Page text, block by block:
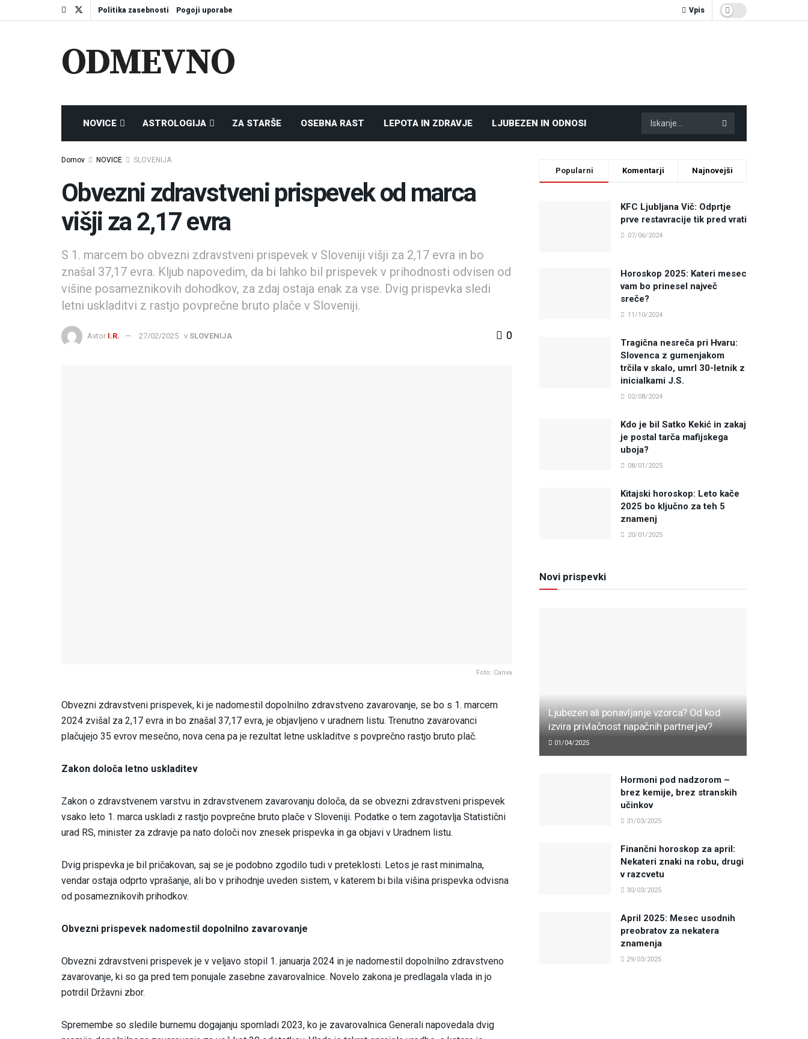
Politika zasebnosti Pogoji uporabe Vpis
ODMEVNO
NOVICE ASTROLOGIJA ZA STARŠE OSEBNA RAST LEPOTA IN ZDRAVJE LJUBEZEN IN ODNOSI
Domov NOVICE SLOVENIJA
Obvezni zdravstveni prispevek od marca
višji za 2,17 evra
S 1. marcem bo obvezni zdravstveni prispevek v Sloveniji višji za 2,17 evra in bo
znašal 37,17 evra. Kljub napovedim, da bi lahko bil prispevek v prihodnosti odvisen od
višine posameznikovih dohodkov, za zdaj ostaja enak za vse. Dvig prispevka sledi
letni uskladitvi z rastjo povprečne bruto plače v Sloveniji.
Avtor I.R. 27/02/2025 v SLOVENIJA 0
Foto: Canva
Obvezni zdravstveni prispevek, ki je nadomestil dopolnilno zdravstveno zavarovanje, se bo s 1. marcem
2024 zvišal za 2,17 evra in bo znašal 37,17 evra, je objavljeno v uradnem listu. Trenutno zavarovanci
plačujejo 35 evrov mesečno, nova cena pa je rezultat letne uskladitve s povprečno rastjo bruto plač.
Zakon določa letno uskladitev
Zakon o zdravstvenem varstvu in zdravstvenem zavarovanju določa, da se obvezni zdravstveni prispevek
vsako leto 1. marca uskladi z rastjo povprečne bruto plače v Sloveniji. Podatke o tem zagotavlja Statistični
urad RS, minister za zdravje pa nato določi nov znesek prispevka in ga objavi v Uradnem listu.
Dvig prispevka je bil pričakovan, saj se je podobno zgodilo tudi v preteklosti. Letos je rast minimalna,
vendar ostaja odprto vprašanje, ali bo v prihodnje uveden sistem, v katerem bi bila višina prispevka odvisna
od posameznikovih prihodkov.
Obvezni prispevek nadomestil dopolnilno zavarovanje
Obvezni zdravstveni prispevek je v veljavo stopil 1. januarja 2024 in je nadomestil dopolnilno zdravstveno
zavarovanje, ki so ga pred tem ponujale zasebne zavarovalnice. Novelo zakona je predlagala vlada in jo
potrdil Državni zbor.
Spremembe so sledile burnemu dogajanju spomladi 2023, ko je zavarovalnica Generali napovedala dvig
Popularni Komentarji Najnovejši
KFC Ljubljana Vič: Odprtje
prve restavracije tik pred vrati
07/06/2024
Horoskop 2025: Kateri mesec
vam bo prinesel največ
sreče?
11/10/2024
Tragična nesreča pri Hvaru:
Slovenca z gumenjakom
trčila v skalo, umrl 30-letnik z
inicialkami J.S.
02/08/2024
Kdo je bil Satko Kekić in zakaj
je postal tarča mafijskega
uboja?
08/01/2025
Kitajski horoskop: Leto kače
2025 bo ključno za teh 5
znamenj
20/01/2025
Novi prispevki
Ljubezen ali ponavljanje vzorca? Od kod
izvira privlačnost napačnih partnerjev?
01/04/2025
Hormoni pod nadzorom –
brez kemije, brez stranskih
učinkov
31/03/2025
Finančni horoskop za april:
Nekateri znaki na robu, drugi
v razcvetu
30/03/2025
April 2025: Mesec usodnih
preobratov za nekatera
znamenja
29/03/2025